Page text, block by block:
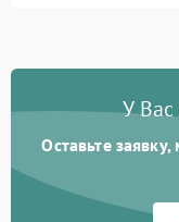
У Вас
Оставьте